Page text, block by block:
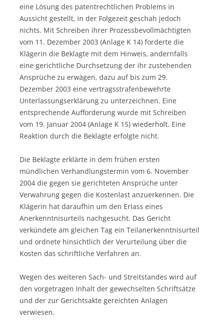
eine Lösung des patentrechtlichen Problems in
Aussicht gestellt, in der Folgezeit geschah jedoch
nichts. Mit Schreiben ihrer Prozessbevollmächtigten
vom 11. Dezember 2003 (Anlage K 14) forderte die
Klägerin die Beklagte mit dem Hinweis, andernfalls
eine gerichtliche Durchsetzung der ihr zustehenden
Ansprüche zu erwägen, dazu auf bis zum 29.
Dezember 2003 eine vertragsstrafenbewehrte
Unterlassungserklärung zu unterzeichnen. Eine
entsprechende Aufforderung wurde mit Schreiben
vom 19. Januar 2004 (Anlage K 15) wiederholt. Eine
Reaktion durch die Beklagte erfolgte nicht.
Die Beklagte erklärte in dem frühen ersten
mündlichen Verhandlungstermin vom 6. November
2004 die gegen sie gerichteten Ansprüche unter
Verwahrung gegen die Kostenlast anzuerkennen. Die
Klägerin hat daraufhin um den Erlass eines
Anerkenntnisurteils nachgesucht. Das Gericht
verkündete am gleichen Tag ein Teilanerkenntnisurteil
und ordnete hinsichtlich der Verurteilung über die
Kosten das schriftliche Verfahren an.
Wegen des weiteren Sach- und Streitstandes wird auf
den vorgetragen Inhalt der gewechselten Schriftsätze
und der zur Gerichtsakte gereichten Anlagen
verwiesen.